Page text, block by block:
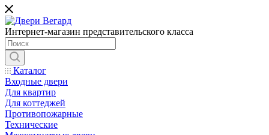
Интернет-магазин представительского класса
Каталог
Входные двери
Для квартир
Для коттеджей
Противопожарные
Технические